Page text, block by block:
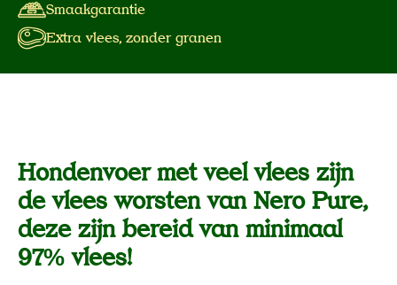
Smaakgarantie
Extra vlees, zonder granen
Hondenvoer met veel vlees zijn
de vlees worsten van Nero Pure,
deze zijn bereid van minimaal
97% vlees!